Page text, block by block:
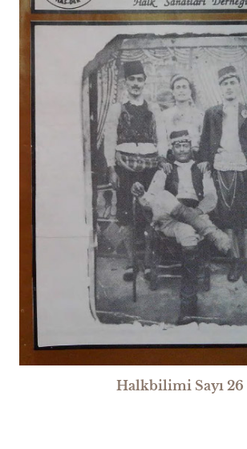
Halkbilimi Sayı 26